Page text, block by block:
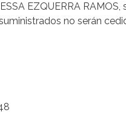
EZQUERRA
no serán